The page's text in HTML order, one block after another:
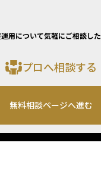
用について気軽にご相談し
プロへ相談する
無料相談ページへ進む